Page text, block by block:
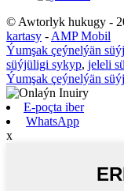
© Awtorlyk hukugy -
kartasy - AMP Mobil
Ýumşak çeýnelýän
süýjüligi sykyp, jeleli
Ýumşak çeýnelýän
E-poçta iber
WhatsApp
x